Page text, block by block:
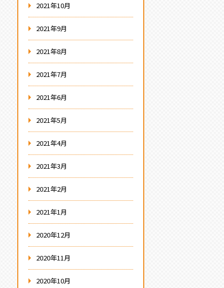
2021年10月
2021年9月
2021年8月
2021年7月
2021年6月
2021年5月
2021年4月
2021年3月
2021年2月
2021年1月
2020年12月
2020年11月
2020年10月